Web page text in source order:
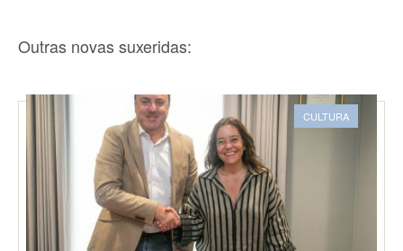
Outras novas suxeridas:
CULTURA